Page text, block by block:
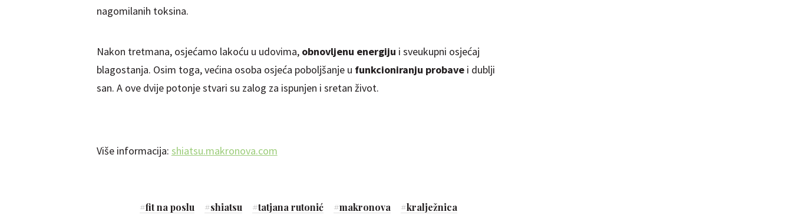
nagomilanih toksina.
Nakon tretmana, osjećamo lakoću u udovima, obnovljenu energiju i sveukupni osjećaj
blagostanja. Osim toga, većina osoba osjeća poboljšanje u funkcioniranju probave i dublji
san. A ove dvije potonje stvari su zalog za ispunjen i sretan život.
Više informacija: shiatsu.makronova.com
#fit na poslu #shiatsu #tatjana rutonić #makronova #kralježnica